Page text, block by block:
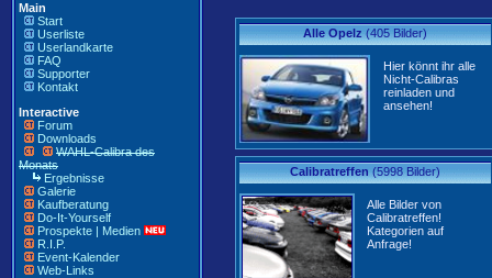
Main
Start
Userliste
Userlandkarte
FAQ
Supporter
Kontakt
Interactive
Forum
Downloads
WAHL-Calibra des
Monats
Ergebnisse
Galerie
Kaufberatung
Do-It-Yourself
Prospekte | Medien
R.I.P.
Event-Kalender
Web-Links
Alle Opelz (405 Bilder)
Hier könnt ihr alle
Nicht-Calibras
reinladen und
ansehen!
Calibratreffen (5998 Bilder)
Alle Bilder von
Calibratreffen!
Kategorien auf
Anfrage!